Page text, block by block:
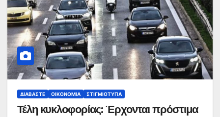
ΔΙΑΒΆΣΤΕ ΟΙΚΟΝΟΜΊΑ ΣΤΙΓΜΙΌΤΥΠΑ
Τέλη κυκλοφορίας: Έρχονται πρόστιμα